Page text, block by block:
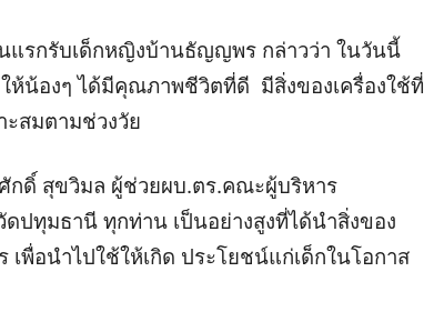
แรกรับเด็กหญิงบ้านธัญญพร กล่าวว่า ในวันนี้
ห้น้องๆ ได้มีคุณภาพชีวิตที่ดี มีสิ่งของเครื่องใช้ที่
ะสมตามช่วงวัย
ดิ์ สุขวิมล ผู้ช่วยผบ.ตร.คณะผู้บริหาร
ปทุมธานี ทุกท่าน เป็นอย่างสูงที่ได้นําสิ่งของ
พื่อนําไปใช้ให้เกิด ประโยชน์แก่เด็กในโอกาส